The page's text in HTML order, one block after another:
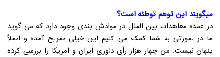
میگویند این توهم توطئه است؟
در عمده معاهدات بین الملل در موادش بندی وجود دارد که می گوید
ما در صورتی به شما کمک می کنیم این خیلی صریح آمده و اصلاً
پنهان نیست. من چهار هزار رأی داوری ایران و امریکا را بررسی کرده